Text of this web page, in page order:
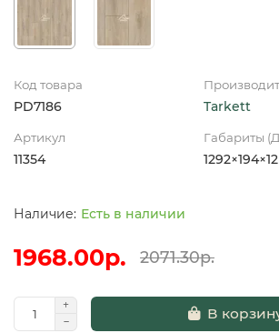
Код товара
PD7186 Tarkett
Артикул
11354
Габариты
1292×194×12
Есть в наличии
1968.00р. 2071.30р.
В